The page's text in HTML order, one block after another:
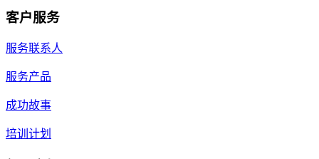
客户服务
服务联系人
服务产品
成功故事
培训计划